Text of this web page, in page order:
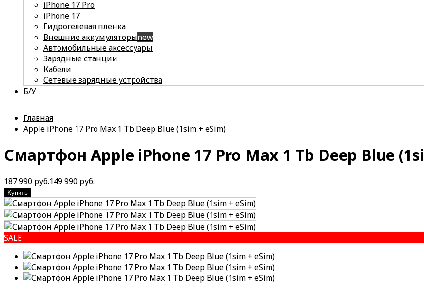
iPhone 17 Pro
iPhone 17
Гидрогелевая пленка
Внешние аккумуляторыnew
Автомобильные аксессуары
Зарядные станции
Кабели
Сетевые зарядные устройства
Б/У
Главная
Apple iPhone 17 Pro Max 1 Tb Deep Blue (1sim + eSim)
Смартфон Apple iPhone 17 Pro Max 1 Tb Deep Blue
187 990 руб.149 990 руб.
Купить
SALE